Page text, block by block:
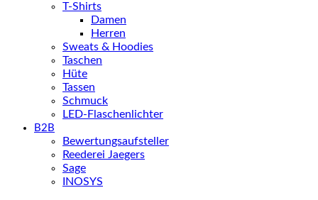
T-Shirts
Damen
Herren
Sweats & Hoodies
Taschen
Hüte
Tassen
Schmuck
LED-Flaschenlichter
B2B
Bewertungsaufsteller
Reederei Jaegers
Sage
INOSYS